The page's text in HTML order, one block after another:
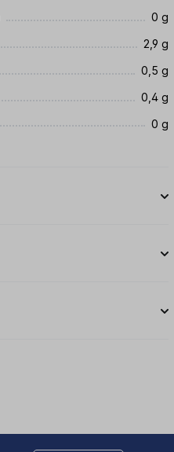
0 g
2,9 g
0,5 g
0,4 g
0 g